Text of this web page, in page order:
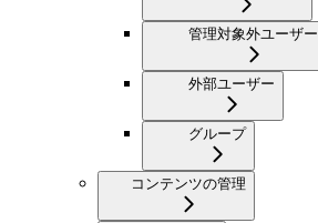
管理対象外ユーザー
外部ユーザー
グループ
コンテンツの管理